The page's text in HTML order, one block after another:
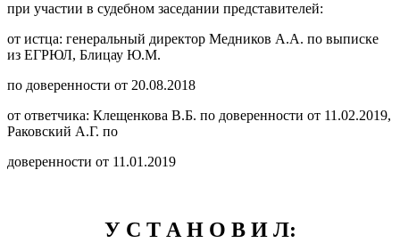
при участии в судебном заседании представителей:
от истца: генеральный директор Медников А.А. по выписке
из ЕГРЮЛ, Блицау Ю.М.
по доверенности от 20.08.2018
от ответчика: Клещенкова В.Б. по доверенности от 11.02.2019,
Раковский А.Г. по
доверенности от 11.01.2019
У С Т А Н О В И Л: